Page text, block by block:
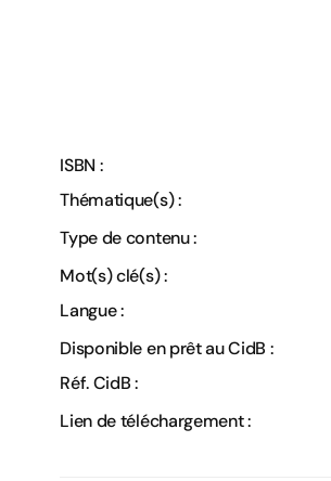
ISBN :
Thématique(s) :
Type de contenu :
Mot(s) clé(s) :
Langue :
Disponible en prêt au CidB :
Réf. CidB :
Lien de téléchargement :